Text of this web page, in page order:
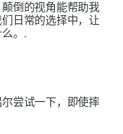
倒的视角能帮助我
日常的选择中，让
。.
尝试一下，即使摔